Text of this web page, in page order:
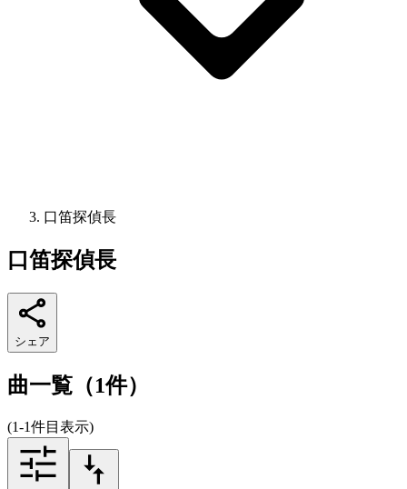
口笛探偵長
口笛探偵長
シェア
曲一覧（1件）
(1-1件目表示)